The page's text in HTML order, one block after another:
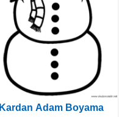
Kardan Adam Boyama